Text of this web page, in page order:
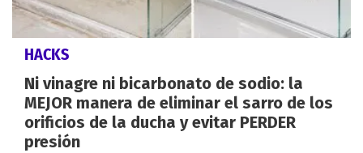
HACKS
Ni vinagre ni bicarbonato de sodio: la
MEJOR manera de eliminar el sarro de los
orificios de la ducha y evitar PERDER
presión